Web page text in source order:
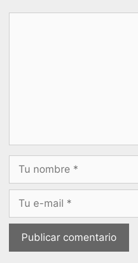
electrónico